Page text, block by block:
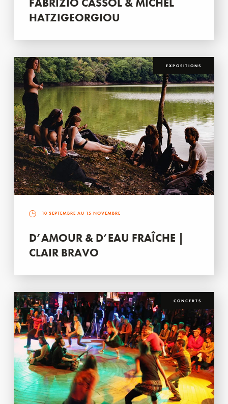
HATZIGEORGIOU
EXPOSITIONS
10 SEPTEMBRE AU 15 NOVEMBRE
D’AMOUR & D’EAU FRAÎCHE |
CLAIR BRAVO
CONCERTS